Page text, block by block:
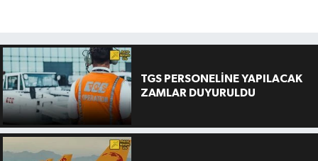
TGS PERSONELİNE YAPILACAK
ZAMLAR DUYURULDU